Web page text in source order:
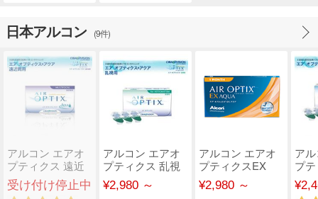
日本アルコン (9件)
アルコン エアオ
プティクス 遠近
両用 マルチフォ
ーカ..
受け付け停止中
アルコン エアオ
プティクス 乱視
用
¥2,980 ～
アルコン エアオ
プティクスEX
¥2,980 ～
ア
プ
ア